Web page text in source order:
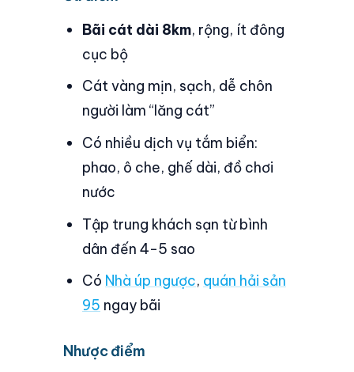
Bãi cát dài 8km, rộng, ít đông
cục bộ
Cát vàng mịn, sạch, dễ chôn
người làm “lăng cát”
Có nhiều dịch vụ tắm biển:
phao, ô che, ghế dài, đồ chơi
nước
Tập trung khách sạn từ bình
dân đến 4-5 sao
Có Nhà úp ngược, quán hải sản
95 ngay bãi
Nhược điểm